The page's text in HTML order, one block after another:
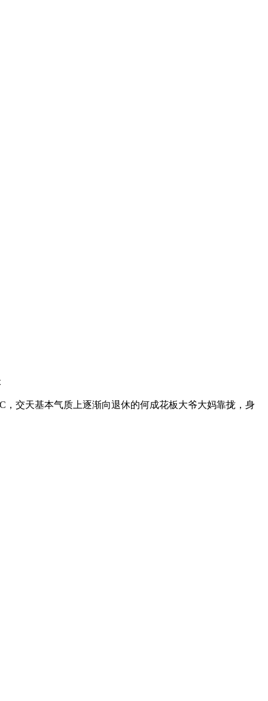
交天基本气质上逐渐向退休的何成花板大爷大妈靠拢，身